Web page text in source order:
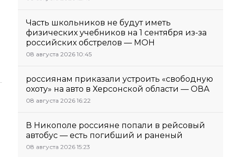
Часть школьников не будут иметь
физических учебников на 1 сентября из-за
российских обстрелов — МОН
08 августа 2026 10:45
россиянам приказали устроить «свободную
охоту» на авто в Херсонской области — ОВА
08 августа 2026 16:22
В Никополе россияне попали в рейсовый
автобус — есть погибший и раненый
08 августа 2026 15:23